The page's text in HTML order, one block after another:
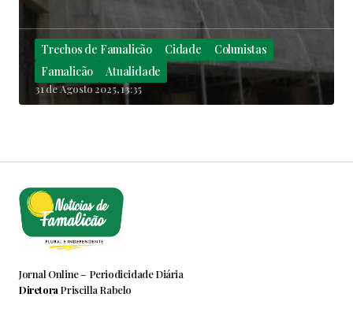
Trechos de Famalicão Cidade
Colunistas
Famalicão
Atualidade
31 de Agosto 2025, 13:35
Jornal Online – Periodicidade Diária
Diretora Priscilla Rabelo